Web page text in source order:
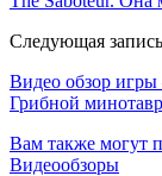
Следующая запись
Видео обзор
Грибной
Вам также могут
Видеообзоры